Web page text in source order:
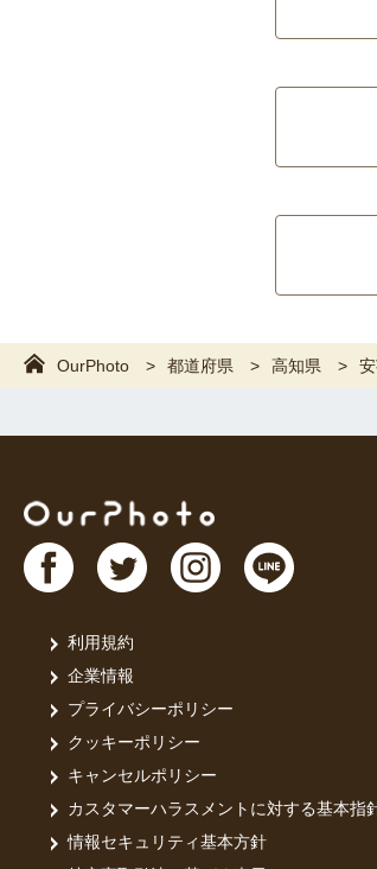
OurPhoto 都道府県 高知県
利用規約
企業情報
プライバシーポリシー
クッキーポリシー
キャンセルポリシー
カスタマーハラスメントに対する基本指
情報セキュリティ基本方針